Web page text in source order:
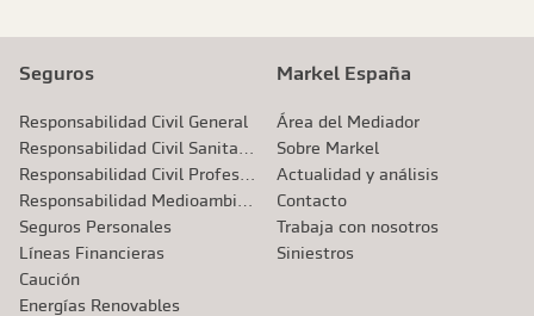
Seguros
Responsabilidad Civil General
Seguros Personales
Líneas Financieras
Caución
Energías Renovables
Markel España
Área del Mediador
Sobre Markel
Actualidad y análisis
Contacto
Trabaja con nosotros
Siniestros